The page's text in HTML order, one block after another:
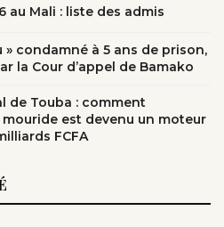
au Mali : liste des admis
» condamné à 5 ans de prison,
la Cour d’appel de Bamako
de Touba : comment
mouride est devenu un moteur
FCFA